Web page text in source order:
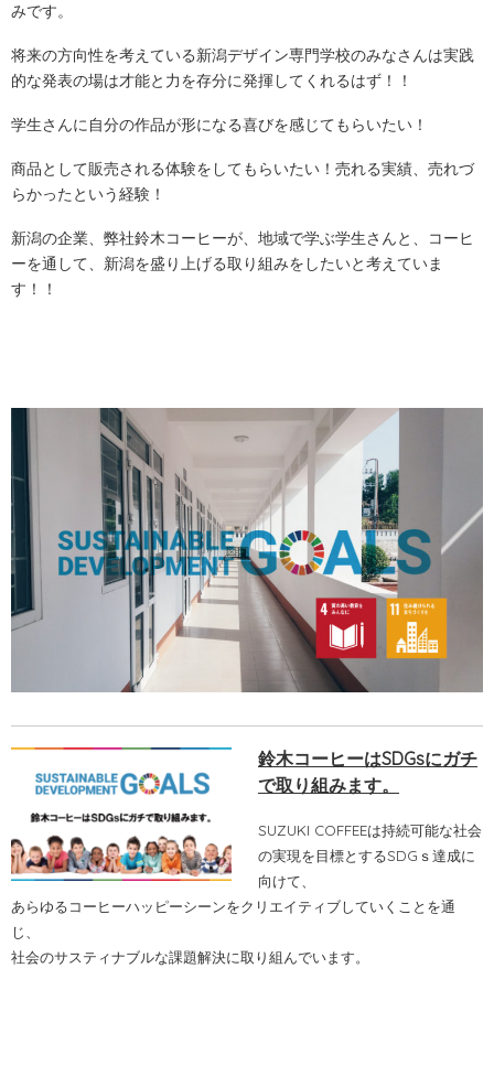
みです。
将来の方向性を考えている新潟デザイン専門学校のみなさんは実践
的な発表の場は才能と力を存分に発揮してくれるはず！！
学生さんに自分の作品が形になる喜びを感じてもらいたい！
商品として販売される体験をしてもらいたい！売れる実績、売れづ
らかったという経験！
新潟の企業、弊社鈴木コーヒーが、地域で学ぶ学生さんと、コーヒ
ーを通して、新潟を盛り上げる取り組みをしたいと考えていま
す！！
鈴木コーヒーはSDGsにガチ
で取り組みます。
SUZUKI COFFEEは持続可能な社会
の実現を目標とするSDGｓ達成に
向けて、
あらゆるコーヒーハッピーシーンをクリエイティブしていくことを通
じ、
社会のサスティナブルな課題解決に取り組んでいます。